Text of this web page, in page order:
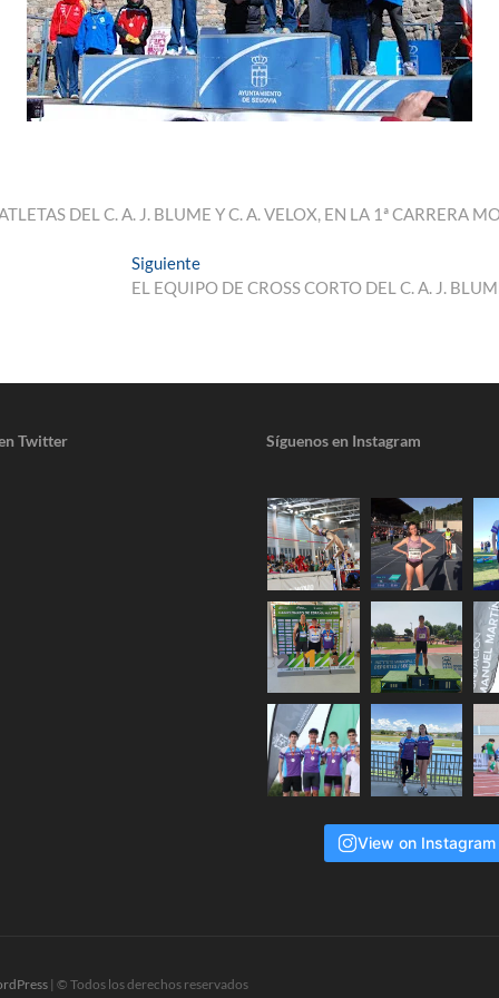
DEL C. A. J. BLUME Y C. A. VELOX, EN LA 1ª CARRERA
SiguienteEntrada
siguiente:
EL EQUIPO DE CROSS CORTO DEL C. A. J.
Twitter Síguenos en Instagram
View on Instagram
| © Todos los derechos reservados